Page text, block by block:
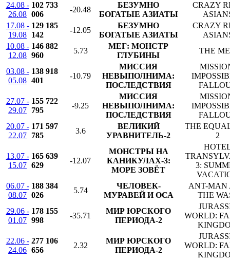
24.08 -
26.08
102 733
006
-20.48
БЕЗУМНО
БОГАТЫЕ АЗИАТЫ
CRAZY
17.08 -
19.08
129 185
142
-12.05
БЕЗУМНО
БОГАТЫЕ АЗИАТЫ
CRAZY
10.08 -
12.08
146 882
960
5.73
МЕГ: МОНСТР
ГЛУБИНЫ
THE
03.08 -
05.08
138 918
401
-10.79
МИССИЯ
НЕВЫПОЛНИМА:
ПОСЛЕДСТВИЯ
27.07 -
29.07
155 722
795
-9.25
МИССИЯ
НЕВЫПОЛНИМА:
ПОСЛЕДСТВИЯ
20.07 -
22.07
171 597
785
3.6
ВЕЛИКИЙ
УРАВНИТЕЛЬ-2
THE
2
13.07 -
15.07
165 639
629
-12.07
МОНСТРЫ НА
КАНИКУЛАХ-3:
МОРЕ ЗОВЁТ
3:
06.07 -
08.07
188 384
026
5.74
ЧЕЛОВЕК-
МУРАВЕЙ И ОСА
ANT-MAN
THE
29.06 -
01.07
178 155
998
-35.71
МИР ЮРСКОГО
ПЕРИОДА-2
WORLD:
22.06 -
24.06
277 106
656
2.32
МИР ЮРСКОГО
ПЕРИОДА-2
WORLD: